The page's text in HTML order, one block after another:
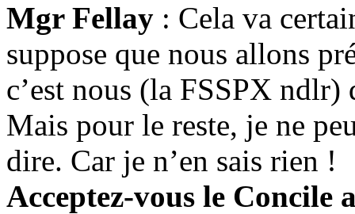
Mgr Fellay : Cela va
suppose que nous allons
c’est nous (la FSSPX ndlr)
Mais pour le reste, je ne
dire. Car je n’en sais rien !
Acceptez-vous le Concile